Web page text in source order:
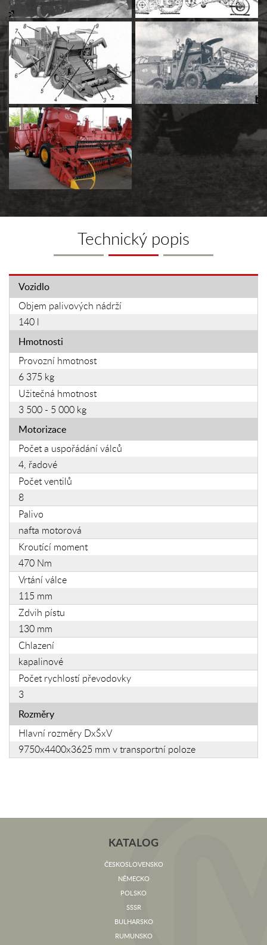
Technický popis
Vozidlo
Objem palivových nádrží
140 l
Hmotnosti
Provozní hmotnost
6 375 kg
Užitečná hmotnost
3 500 - 5 000 kg
Motorizace
Počet a uspořádání válců
4, řadové
Počet ventilů
8
Palivo
nafta motorová
Kroutící moment
470 Nm
Vrtání válce
115 mm
Zdvih pístu
130 mm
Chlazení
kapalinové
Počet rychlostí převodovky
3
Rozměry
Hlavní rozměry DxŠxV
9750x4400x3625 mm v transportní poloze
KATALOG
ČESKOSLOVENSKO
NĚMECKO
POLSKO
SSSR
BULHARSKO
RUMUNSKO